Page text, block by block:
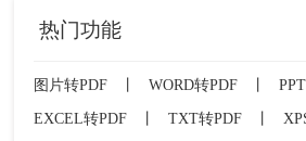
热门功能
图片转PDF WORD转PDF
EXCEL转PDF
TXT转PDF